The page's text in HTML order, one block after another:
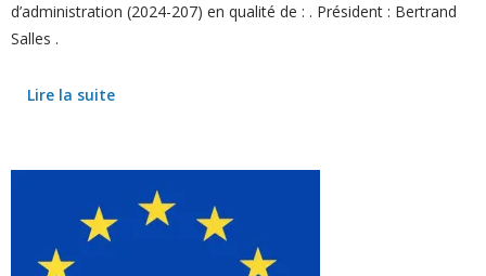
d’administration (2024-207) en qualité de : . Président : Bertrand
Salles .
Lire la suite